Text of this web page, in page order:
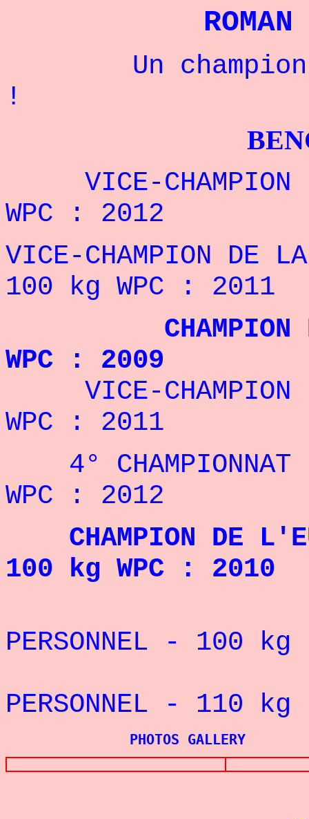
Un champion
!
VICE-CHAMPION
WPC : 2012
VICE-CHAMPION DE
100 kg WPC : 2011
CHAMPION
WPC : 2009
VICE-CHAMPION
WPC : 2011
4° CHAMPIONNAT
WPC : 2012
CHAMPION DE
100 kg WPC : 2010
PERSONNEL - 100
PERSONNEL - 110
PHOTOS GALLERY